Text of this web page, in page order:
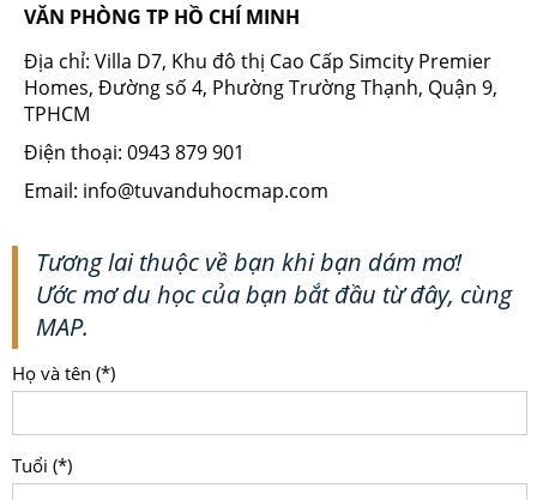
VĂN PHÒNG TP HỒ CHÍ MINH
Địa chỉ: Villa D7, Khu đô thị Cao Cấp Simcity Premier
Homes, Đường số 4, Phường Trường Thạnh, Quận 9,
TPHCM
Điện thoại: 0943 879 901
Email: info@tuvanduhocmap.com
Tương lai thuộc về bạn khi bạn dám mơ!
Ước mơ du học của bạn bắt đầu từ đây, cùng
MAP.
Họ và tên (*)
Tuổi (*)